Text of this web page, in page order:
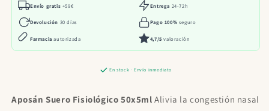
Envío gratis +59€ Entrega 24-72h
Devolución 30 días Pago 100% seguro
Farmacia autorizada 4,7/5 valoración
En stock · Envío inmediato
Aposán Suero Fisiológico 50x5ml Alivia la congestión nasal